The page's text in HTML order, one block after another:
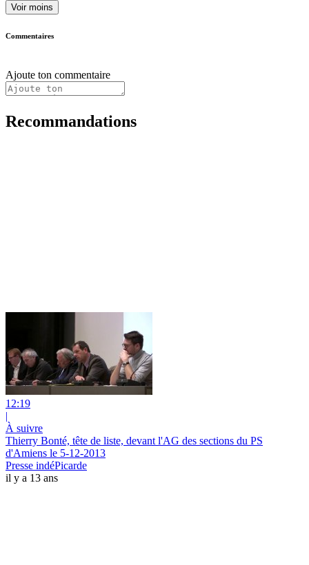
Voir moins
Commentaires
Ajoute ton commentaire
Recommandations
12:19
|
À suivre
Thierry Bonté, tête de liste, devant l'AG des sections du PS
d'Amiens le 5-12-2013
Presse indéPicarde
il y a 13 ans